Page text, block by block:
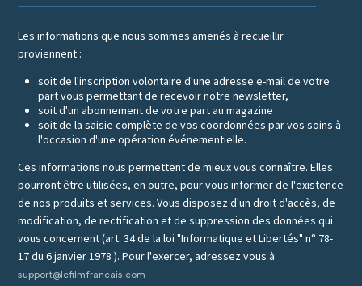
Les informations que nous sommes amenés à recueillir
proviennent :
soit de l'inscription volontaire d'une adresse e-mail de votre
part vous permettant de recevoir notre newsletter,
soit d'un abonnement de votre part au magazine
soit de la saisie complète de vos coordonnées par vos soins à
l'occasion d'une opération événementielle.
Ces informations nous permettent de mieux vous connaître. Elles
pourront être utilisées, en outre, pour vous informer de l'existence
de nos produits et services. Vous disposez d'un droit d'accès, de
modification, de rectification et de suppression des données qui
vous concernent (art. 34 de la loi "Informatique et Libertés" n° 78-
17 du 6 janvier 1978 ). Pour l'exercer, adressez vous à
support@lefilmfrancais.com